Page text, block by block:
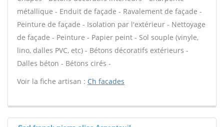
métallique - Enduit de façade - Ravalement de façade -
Peinture de façade - Isolation par l'extérieur - Nettoyage
de façade - Peinture - Papier peint - Sol souple (vinyle,
lino, dalles PVC, etc) - Bétons décoratifs extérieurs -
Dalles béton - Bétons cirés -
Voir la fiche artisan : Ch facades